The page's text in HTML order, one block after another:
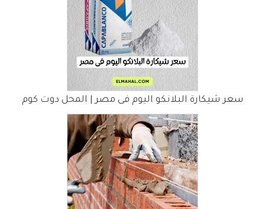
سعر شيكارة البلانكو اليوم فى مصر | المحل دوت كوم